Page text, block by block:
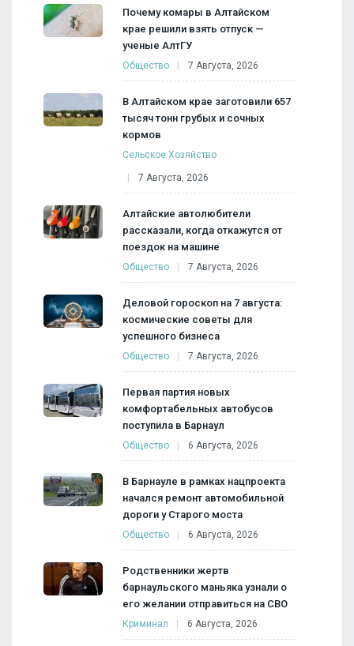
Почему комары в Алтайском
крае решили взять отпуск —
ученые АлтГУ
Общество 7 Августа, 2026
В Алтайском крае заготовили 657
тысяч тонн грубых и сочных
кормов
Сельское Хозяйство
7 Августа, 2026
Алтайские автолюбители
рассказали, когда откажутся от
поездок на машине
Общество 7 Августа, 2026
Деловой гороскоп на 7 августа:
космические советы для
успешного бизнеса
Общество 7 Августа, 2026
Первая партия новых
комфортабельных автобусов
поступила в Барнаул
Общество 6 Августа, 2026
В Барнауле в рамках нацпроекта
начался ремонт автомобильной
дороги у Старого моста
Общество 6 Августа, 2026
Родственники жертв
барнаульского маньяка узнали о
его желании отправиться на СВО
Криминал 6 Августа, 2026